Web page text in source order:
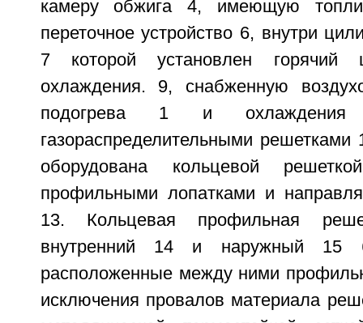
камеру обжига 4, имеющую
переточное устройство 6, внутри
7 которой установлен горячий
охлаждения. 9, снабженную
подогрева 1 и охлаждения
газораспределительными
оборудована кольцевой
профильными лопатками и
13. Кольцевая профильная
внутренний 14 и наружный 15
расположенные между ними
исключения провалов материала